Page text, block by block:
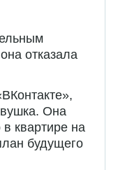
отказала
Она
квартире на
будущего